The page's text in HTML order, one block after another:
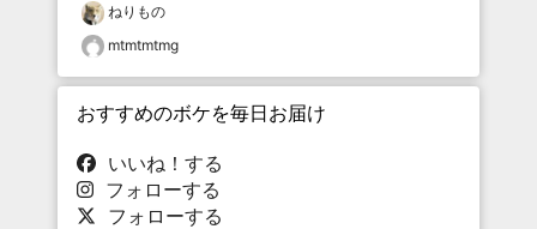
ねりもの
mtmtmtmg
おすすめのボケを毎日お届け
いいね！する
フォローする
フォローする